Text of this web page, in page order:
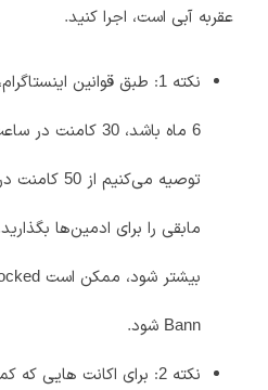
عقربه آبی است، اجرا کنید.
نکته 1: طبق قوانین
6 ماه باشد، 30
توصیه می‌کنیم
مابقی را برای ادمین‌ها
Bann شود.